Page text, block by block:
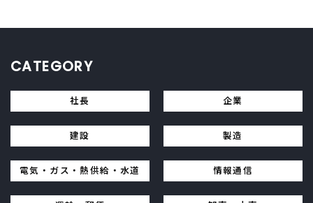
CATEGORY
社長 企業
建設 製造
電気・ガス・熱供給・水道 情報通信